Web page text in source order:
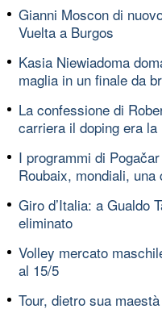
Gianni Moscon di
Vuelta a Burgos
Kasia Niewiadoma
maglia in un finale da
La confessione di
carriera il doping era la
I programmi di
Roubaix, mondiali, una
Giro d’Italia: a Gualdo
eliminato
Volley mercato
al 15/5
Tour, dietro sua